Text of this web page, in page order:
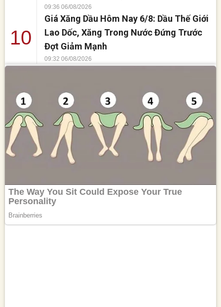
09:36 06/08/2026
10
Giá Xăng Dầu Hôm Nay 6/8: Dầu Thế Giới
Lao Dốc, Xăng Trong Nước Đứng Trước
Đợt Giảm Mạnh
09:32 06/08/2026